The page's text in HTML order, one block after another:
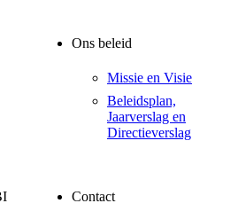
Ons beleid
Missie en Visie
Beleidsplan,
Jaarverslag en
Directieverslag
Contact